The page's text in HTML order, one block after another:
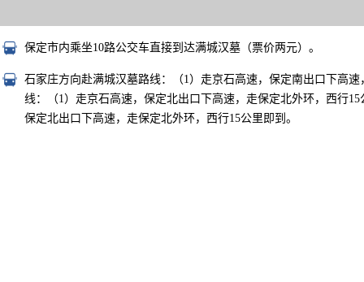
保定市内乘坐10路公交车直接到达满城汉墓（票价两元）。
石家庄方向赴满城汉墓路线：（1）走京石高速，保定南出口下高
线：（1）走京石高速，保定北出口下高速，走保定北外环，西行
保定北出口下高速，走保定北外环，西行15公里即到。